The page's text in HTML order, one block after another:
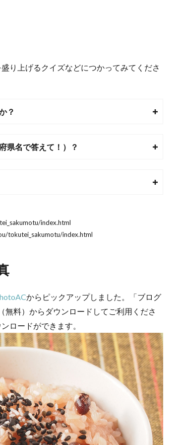
り上げるクイズなどにつかってみてくださ
？
県名で答えて！）？
index.html
tokutei_sakumotu/index.html
からピックアップしました。「ブログ
（無料）からダウンロードしてご利用くださ
ロードができます。